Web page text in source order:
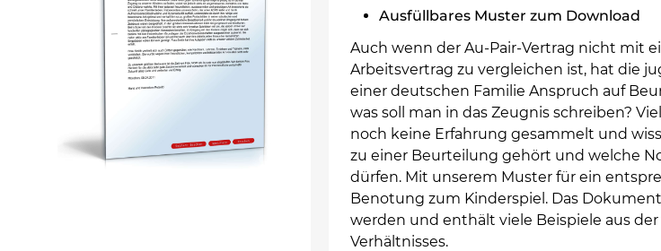
Ausfüllbares Muster zum Download
Auch wenn der Au-Pair-Vertrag nicht mit
Arbeitsvertrag zu vergleichen ist, hat die
einer deutschen Familie Anspruch auf
was soll man in das Zeugnis schreiben?
noch keine Erfahrung gesammelt und
zu einer Beurteilung gehört und welche
dürfen. Mit unserem Muster für ein
Benotung zum Kinderspiel. Das
werden und enthält viele Beispiele aus der
Verhältnisses.